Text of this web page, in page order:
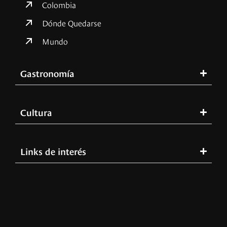
Colombia
Dónde Quedarse
Mundo
Gastronomía
Cultura
Links de interés